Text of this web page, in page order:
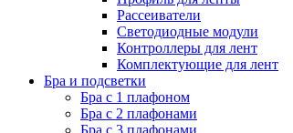
Рассеиватели
Светодиодные модули
Контроллеры для лент
Комплектующие для лент
Бра и подсветки
Бра с 1 плафоном
Бра с 2 плафонами
Бра с 3 плафонами